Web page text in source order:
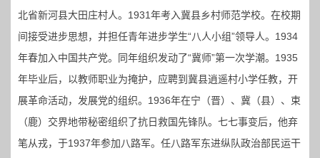
北省新河县大田庄村人。1931年考入冀县乡村师范学校。在校期
间接受进步思想，并担任青年进步学生“八人小组”领导人。1934
年春加入中国共产党。同年组织发动了“冀师”第一次学潮。1935
年毕业后，以教师职业为掩护，应聘到冀县逍遥村小学任教，开
展革命活动，发展党的组织。1936年在宁（晋）、冀（县）、束
（鹿）交界地带秘密组织了抗日救国先锋队。七七事变后，他弃
笔从戎，于1937年参加八路军。任八路军东进纵队政治部民运干